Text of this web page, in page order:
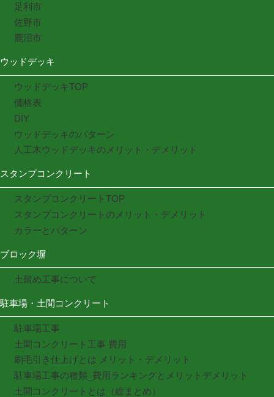
足利市
佐野市
鹿沼市
ウッドデッキ
ウッドデッキTOP
価格表
DIY
ウッドデッキのパターン
人工木ウッドデッキのメリット・デメリット
スタンプコンクリート
スタンプコンクリートTOP
スタンプコンクリートのメリット・デメリット
カラーとパターン
ブロック塀
土留め工事について
駐車場・土間コンクリート
駐車場工事
土間コンクリート工事 費用
刷毛引き仕上げとは メリット・デメリット
駐車場工事の種類_費用ランキングとメリットデメリット
土間コンクリートとは（総まとめ）